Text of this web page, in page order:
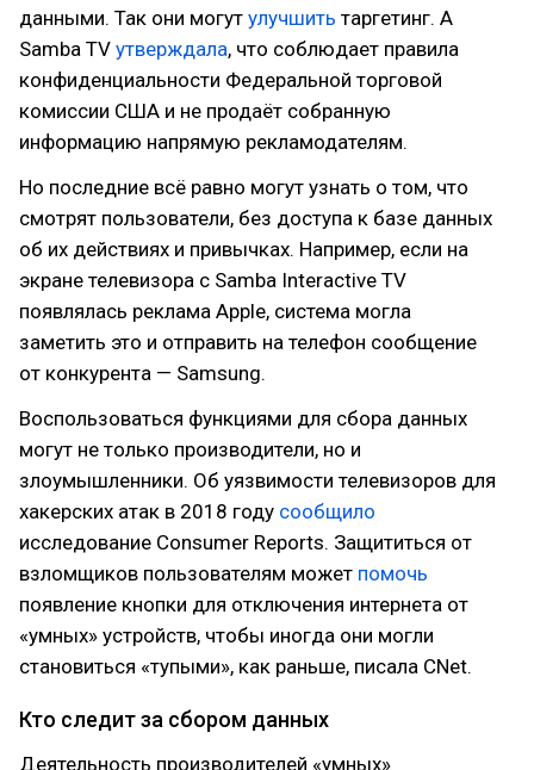
данными. Так они могут улучшить таргетинг. А
Samba TV утверждала, что соблюдает правила
конфиденциальности Федеральной торговой
комиссии США и не продаёт собранную
информацию напрямую рекламодателям.
Но последние всё равно могут узнать о том, что
смотрят пользователи, без доступа к базе данных
об их действиях и привычках. Например, если на
экране телевизора с Samba Interactive TV
появлялась реклама Apple, система могла
заметить это и отправить на телефон сообщение
от конкурента — Samsung.
Воспользоваться функциями для сбора данных
могут не только производители, но и
злоумышленники. Об уязвимости телевизоров для
хакерских атак в 2018 году сообщило
исследование Consumer Reports. Защититься от
взломщиков пользователям может помочь
появление кнопки для отключения интернета от
«умных» устройств, чтобы иногда они могли
становиться «тупыми», как раньше, писала CNet.
Кто следит за сбором данных
Деятельность производителей «умных»